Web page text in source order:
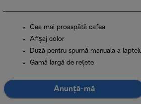
Cea mai proaspătă cafea
Afișaj color
Duză pentru spumă manuala a
Gamă largă de rețete
Anunță-mă